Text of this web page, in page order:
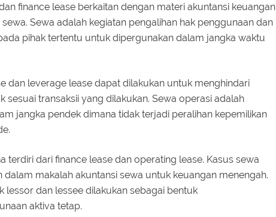
finance lease berkaitan dengan materi akuntansi keuangan
Sewa adalah kegiatan pengalihan hak penggunaan dan
pihak tertentu untuk dipergunakan dalam jangka waktu
dan leverage lease dapat dilakukan untuk menghindari
sesuai transaksii yang dilakukan. Sewa operasi adalah
jangka pendek dimana tidak terjadi peralihan kepemilikan
terdiri dari finance lease dan operating lease. Kasus sewa
makalah akuntansi sewa untuk keuangan menengah.
lessor dan lessee dilakukan sebagai bentuk
aktiva tetap.